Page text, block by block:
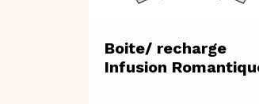
Boite/ recharge
Infusion